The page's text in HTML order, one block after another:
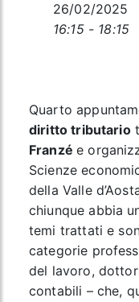
26/02/2025
16:15 - 18:15
Quarto
diritto tributario
Franzée
Scienze
della Valle
chiunque abbia
temi trattati e
categorie
del lavoro,
contabili – che,